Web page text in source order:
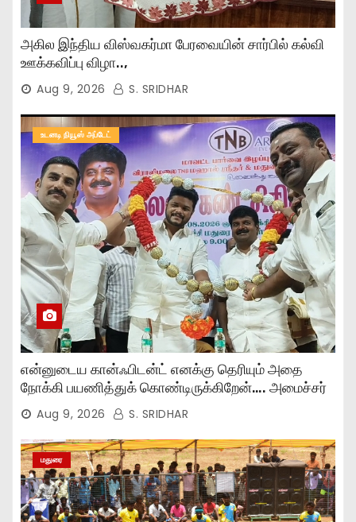
அகில இந்திய விஸ்வகர்மா பேரவையின் சார்பில் கல்வி
ஊக்கவிப்பு விழா..,
Aug 9, 2026 S. SRIDHAR
உடனடி நியூஸ் அப்டேட்
என்னுடைய கான்ஃபிடன்ட் எனக்கு தெரியும் அதை
நோக்கி பயணித்துக் கொண்டிருக்கிறேன்…. அமைச்சர்
முகமது பர்வேஸ் பேச்சு..,
Aug 9, 2026 S. SRIDHAR
மதுரை